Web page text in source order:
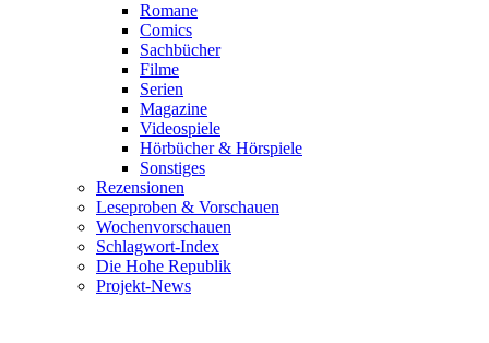
Romane
Comics
Sachbücher
Filme
Serien
Magazine
Videospiele
Hörbücher & Hörspiele
Sonstiges
Rezensionen
Leseproben & Vorschauen
Wochenvorschauen
Schlagwort-Index
Die Hohe Republik
Projekt-News